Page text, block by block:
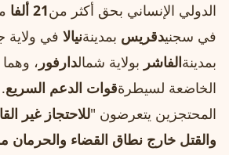
الدولي الإنساني بحق أكثر من21 ألفا
في سجنيدقريس بمدينةنيالا في ولاية
بمدينةالفاشر بولاية شمالدارفور ،
الخاضعة لسيطرةقوات الدعم السريع
المحتجزين يتعرضون "للاحتجاز غير
والقتل خارج نطاق القضاء والحرمان